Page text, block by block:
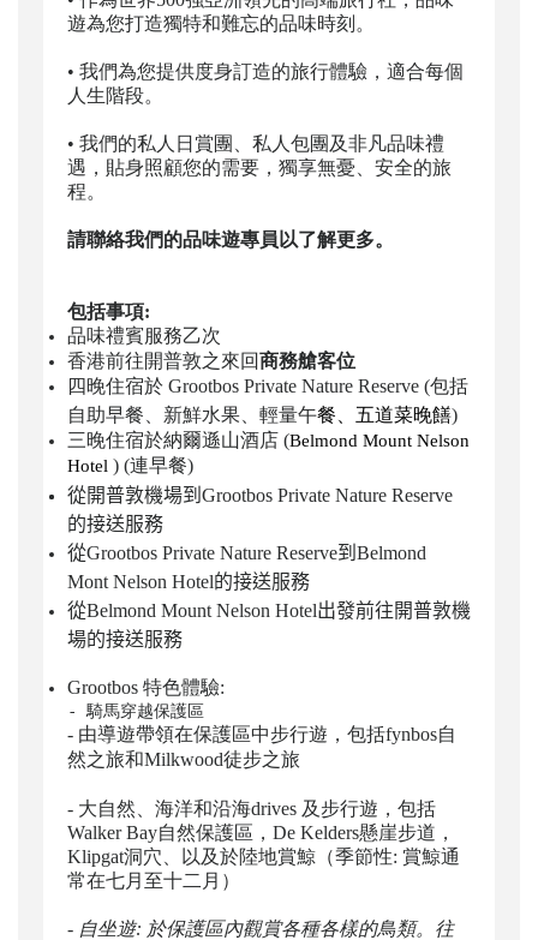
遊為您打造獨特和難忘的品味時刻。
• 我們為您提供度身訂造的旅行體驗，適合每個
人生階段。
• 我們的私人日賞團、私人包團及非凡品味禮
遇，貼身照顧您的需要，獨享無憂、安全的旅
程。
請聯絡我們的品味遊專員以了解更多。
包括事項:
品味禮賓服務乙次
香港前往開普敦之來回商務艙客位
四晚住宿於 Grootbos Private Nature Reserve(包括
自助早餐、新鮮水果、輕量午餐、五道菜晚饍)
三晚住宿於納爾遜山酒店 (Belmond Mount Nelson
Hotel ) (連早餐)
從開普敦機場到Grootbos Private Nature Reserve
的接送服務
從Grootbos Private Nature Reserve到Belmond
Mont Nelson Hotel的接送服務
從Belmond Mount Nelson Hotel出發前往開普敦機
場的接送服務
Grootbos 特色體驗:
- 騎馬穿越保護區
- 由導遊帶領在保護區中步行遊，包括fynbos自
然之旅和Milkwood徒步之旅
- 大自然、海洋和沿海drives 及步行遊， 包括
Walker Bay自然保護區， De Kelders懸崖步道，
Klipgat洞穴、以及於陸地賞鯨（季節性: 賞鯨通
常在七月至十二月）
- 自坐遊: 於保護區內觀賞各種各樣的鳥類。往